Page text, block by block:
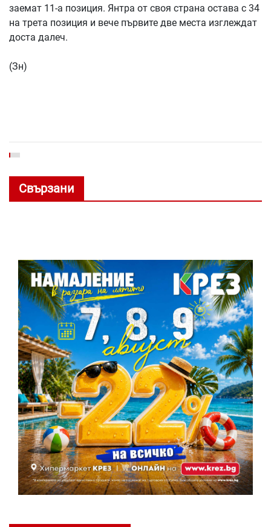
заемат 11-а позиция. Янтра от своя страна остава с 34
на трета позиция и вече първите две места изглеждат
доста далеч.
(Зн)
Свързани